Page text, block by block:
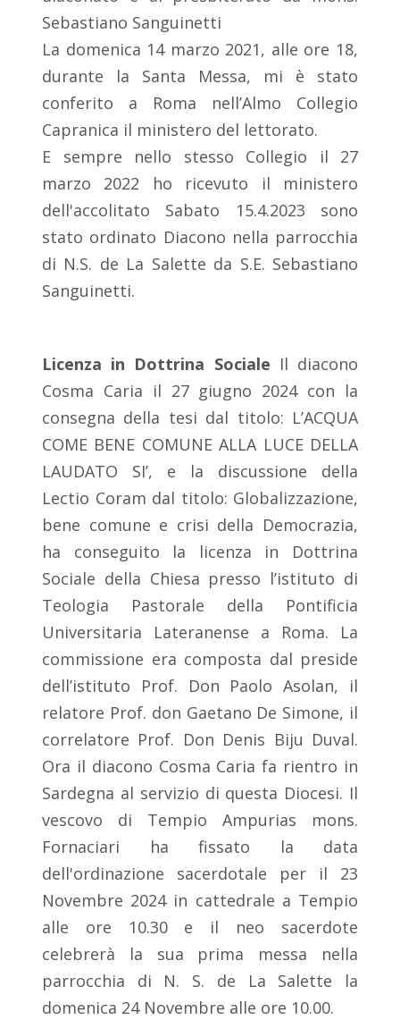
Sebastiano Sanguinetti
La domenica 14 marzo 2021, alle ore 18,
durante la Santa Messa, mi è stato
conferito a Roma nell’Almo Collegio
Capranica il ministero del lettorato.
E sempre nello stesso Collegio il 27
marzo 2022 ho ricevuto il ministero
dell'accolitato Sabato 15.4.2023 sono
stato ordinato Diacono nella parrocchia
di N.S. de La Salette da S.E. Sebastiano
Sanguinetti.
Licenza in Dottrina Sociale Il diacono
Cosma Caria il 27 giugno 2024 con la
consegna della tesi dal titolo: L’ACQUA
COME BENE COMUNE ALLA LUCE DELLA
LAUDATO SI’, e la discussione della
Lectio Coram dal titolo: Globalizzazione,
bene comune e crisi della Democrazia,
ha conseguito la licenza in Dottrina
Sociale della Chiesa presso l’istituto di
Teologia Pastorale della Pontificia
Universitaria Lateranense a Roma. La
commissione era composta dal preside
dell’istituto Prof. Don Paolo Asolan, il
relatore Prof. don Gaetano De Simone, il
correlatore Prof. Don Denis Biju Duval.
Ora il diacono Cosma Caria fa rientro in
Sardegna al servizio di questa Diocesi. Il
vescovo di Tempio Ampurias mons.
Fornaciari ha fissato la data
dell'ordinazione sacerdotale per il 23
Novembre 2024 in cattedrale a Tempio
alle ore 10.30 e il neo sacerdote
celebrerà la sua prima messa nella
parrocchia di N. S. de La Salette la
domenica 24 Novembre alle ore 10.00.